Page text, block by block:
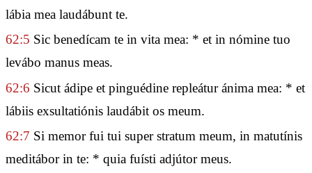
lábia mea laudábunt te.
62:5 Sic benedícam te in vita mea: * et in nómine tuo
levábo manus meas.
62:6 Sicut ádipe et pinguédine repleátur ánima mea: * et
lábiis exsultatiónis laudábit os meum.
62:7 Si memor fui tui super stratum meum, in matutínis
meditábor in te: * quia fuísti adjútor meus.